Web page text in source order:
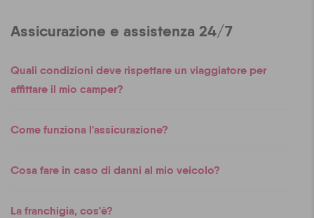
Assicurazione e assistenza 24/7
Quali condizioni deve rispettare un viaggiatore per
affittare il mio camper?
Come funziona l'assicurazione?
Cosa fare in caso di danni al mio veicolo?
La franchigia, cos'è?